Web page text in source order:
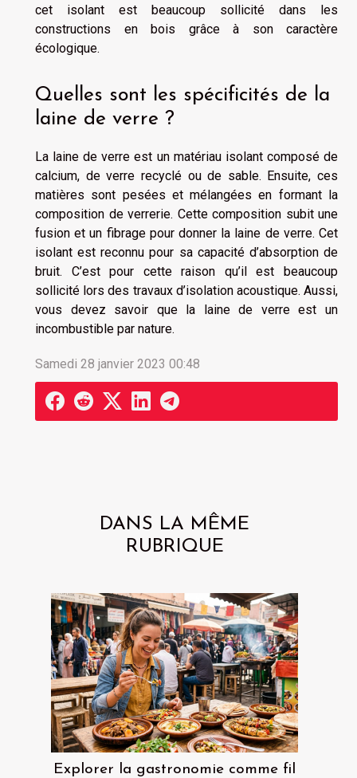
DANS LA MÊME
RUBRIQUE
Explorer la gastronomie comme fil
cet isolant est beaucoup sollicité dans les
constructions en bois grâce à son caractère
écologique.
Quelles sont les spécificités de la
laine de verre ?
La laine de verre est un matériau isolant composé de
calcium, de verre recyclé ou de sable. Ensuite, ces
matières sont pesées et mélangées en formant la
composition de verrerie. Cette composition subit une
fusion et un fibrage pour donner la laine de verre. Cet
isolant est reconnu pour sa capacité d’absorption de
bruit. C’est pour cette raison qu’il est beaucoup
sollicité lors des travaux d’isolation acoustique. Aussi,
vous devez savoir que la laine de verre est un
incombustible par nature.
Samedi 28 janvier 2023 00:48